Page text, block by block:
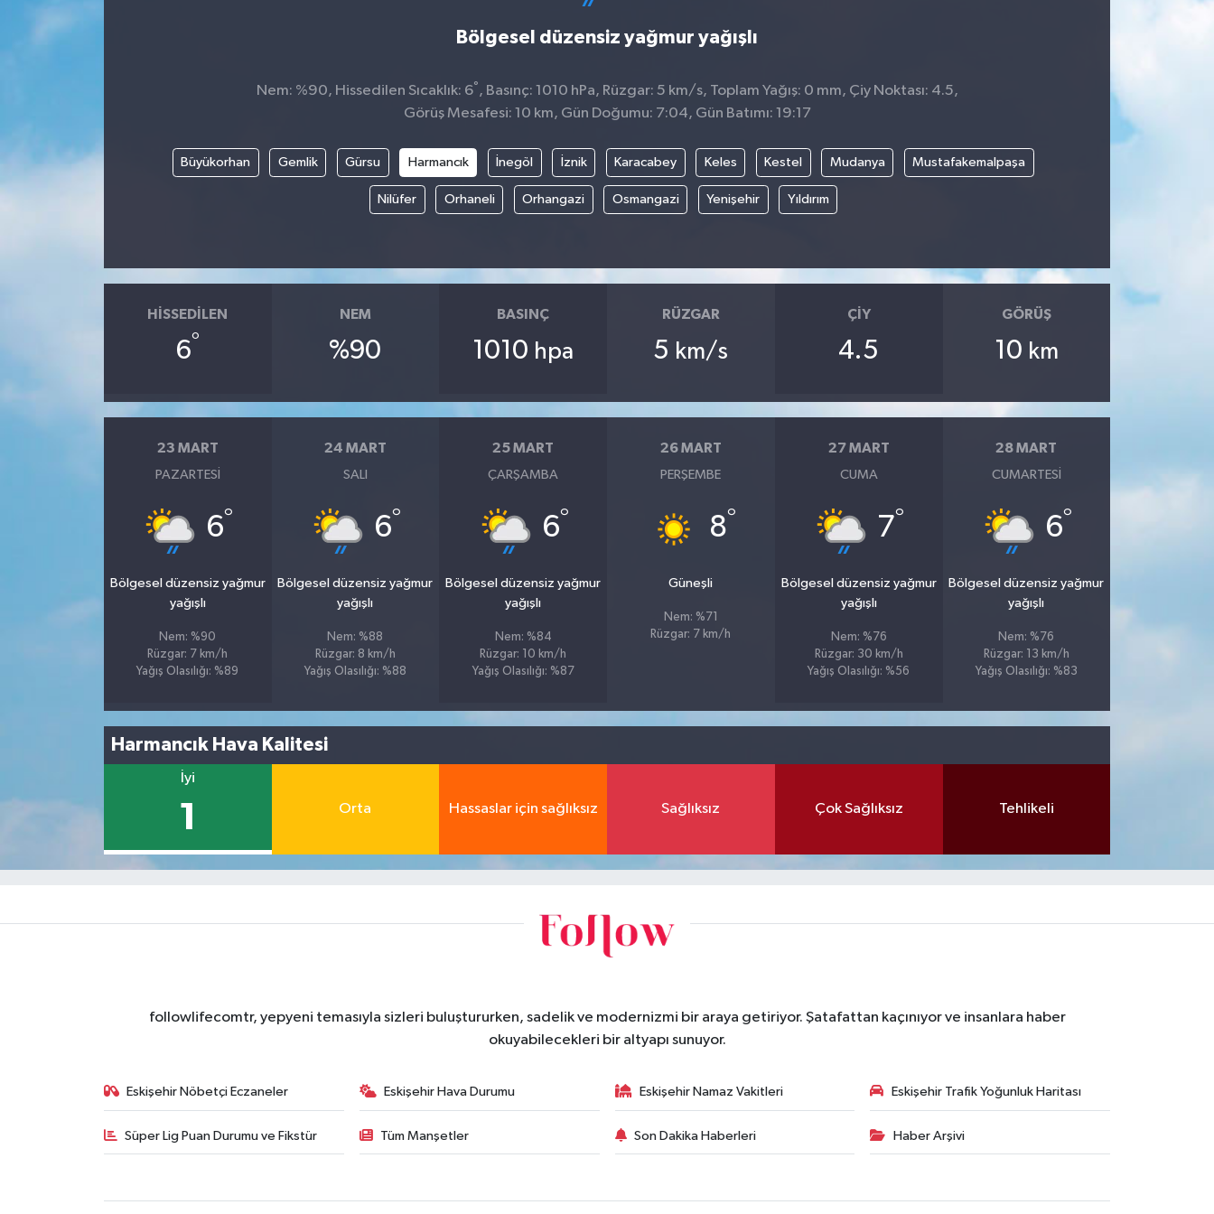
Bölgesel düzensiz yağmur yağışlı
Nem: %90, Hissedilen Sıcaklık: 6° , Basınç: 1010 hPa, Rüzgar: 5 km/s, Toplam Yağış: 0 mm, Çiy Noktası: 4.5,
Görüş Mesafesi: 10 km, Gün Doğumu: 7:04, Gün Batımı: 19:17
Büyükorhan Gemlik Gürsu Harmancık İnegöl İznik Karacabey Keles Kestel Mudanya Mustafakemalpaşa
Nilüfer Orhaneli Orhangazi Osmangazi Yenişehir Yıldırım
HISSEDILEN
6°
NEM
%90
BASINÇ
1010 hpa
RÜZGAR
5 km/s
ÇIY
4.5
GÖRÜŞ
10 km
23 MART
PAZARTESI
6°
Bölgesel düzensiz yağmur
yağışlı
Nem: %90
Rüzgar: 7 km/h
Yağış Olasılığı: %89
24 MART
SALI
6°
Bölgesel düzensiz yağmur
yağışlı
Nem: %88
Rüzgar: 8 km/h
Yağış Olasılığı: %88
25 MART
ÇARŞAMBA
6°
Bölgesel düzensiz yağmur
yağışlı
Nem: %84
Rüzgar: 10 km/h
Yağış Olasılığı: %87
26 MART
PERŞEMBE
8°
Güneşli
Nem: %71
Rüzgar: 7 km/h
27 MART
CUMA
7°
Bölgesel düzensiz yağmur
yağışlı
Nem: %76
Rüzgar: 30 km/h
Yağış Olasılığı: %56
28 MART
CUMARTESI
6°
Bölgesel düzensiz yağmur
yağışlı
Nem: %76
Rüzgar: 13 km/h
Yağış Olasılığı: %83
Harmancık Hava Kalitesi
İyi
1 Orta Hassaslar için sağlıksız Sağlıksız Çok Sağlıksız Tehlikeli
followlifecomtr, yepyeni temasıyla sizleri buluştururken, sadelik ve modernizmi bir araya getiriyor. Şatafattan kaçınıyor ve insanlara haber
okuyabilecekleri bir altyapı sunuyor.
Eskişehir Nöbetçi Eczaneler Eskişehir Hava Durumu Eskişehir Namaz Vakitleri Eskişehir Trafik Yoğunluk Haritası
Süper Lig Puan Durumu ve Fikstür Tüm Manşetler Son Dakika Haberleri Haber Arşivi